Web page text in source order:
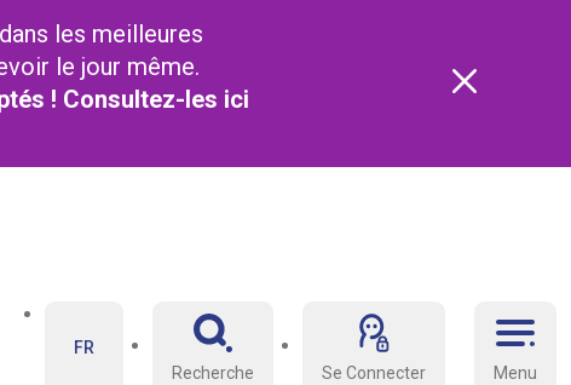
les meilleures
le jour même.
! Consultez-les ici
Menu
FR
Recherche
Se Connecter